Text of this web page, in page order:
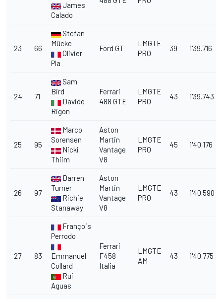
James
Calado
23 66
Stefan
Mücke
Olivier
Pla
Ford GT
LMGTE
PRO
39 1'39.716
24 71
Sam
Bird
Davide
Rigon
Ferrari
488 GTE
LMGTE
PRO
43 1'39.743
25 95
Marco
Sorensen
Nicki
Thiim
Aston
Martin
Vantage
V8
LMGTE
PRO
45 1'40.176
26 97
Darren
Turner
Richie
Stanaway
Aston
Martin
Vantage
V8
LMGTE
PRO
43 1'40.590
27 83
François
Perrodo
Emmanuel
Collard
Rui
Aguas
Ferrari
F458
Italia
LMGTE
AM
43 1'40.775